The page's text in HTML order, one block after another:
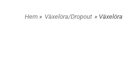
Hem » Växelöra/Dropout »